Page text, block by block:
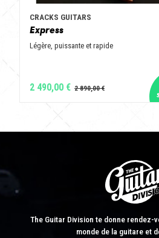
CRACKS GUITARS
Express
Légère, puissante et rapide
2 490,00 €
The Guitar Division te donne rendez-
monde de la guitare et